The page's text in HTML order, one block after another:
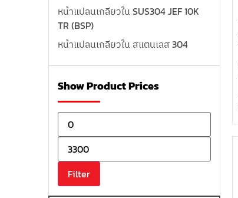
หน้าแปลนเกลียวใน SUS304 JEF 10K
TR (BSP)
หน้าแปลนเกลียวใน สแตนเลส 304
หน้าแปลนบอดสแตนเลส 304
หน้าแปลนเชื่อมสแตนเลส 304
หน้าแปลนเหล็กเกลียวใน
หน้าแปลนเหล็กคอสูง
หน้าแปลนเชื่อมเหล็กสลิปออน
หน้าแปลนเชื่อมเหล็กบอด
หน้าแปลนเชื่อมบอด SUS304 JEF 300P
RF
Show Product Prices
Filter